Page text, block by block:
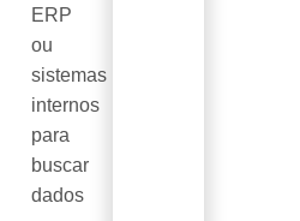
ERP
ou
sistemas
internos
para
buscar
dados